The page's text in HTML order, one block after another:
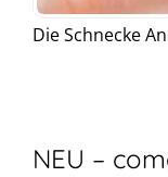
Die Schnecke
NEU –